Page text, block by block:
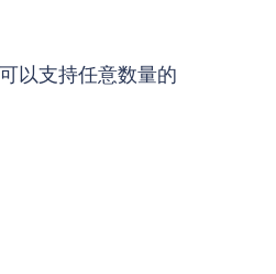
以支持任意数量的